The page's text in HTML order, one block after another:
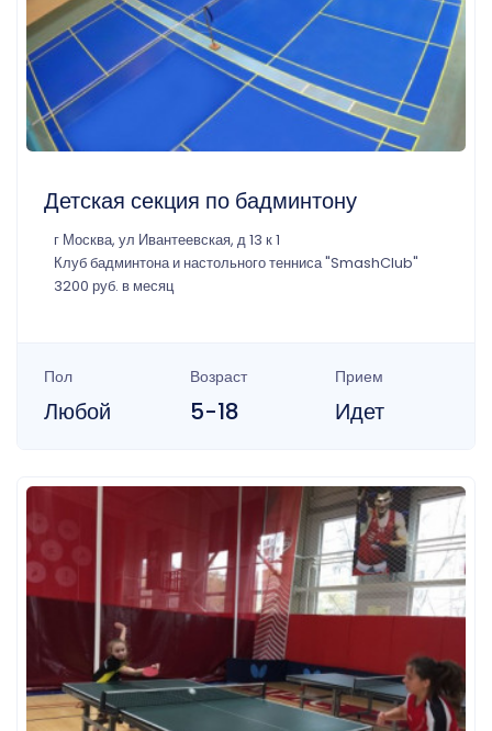
Детская секция по бадминтону
г Москва, ул Ивантеевская, д 13 к 1
Клуб бадминтона и настольного тенниса "SmashClub"
3200 руб. в месяц
Пол
Любой
Возраст
5-18
Прием
Идет